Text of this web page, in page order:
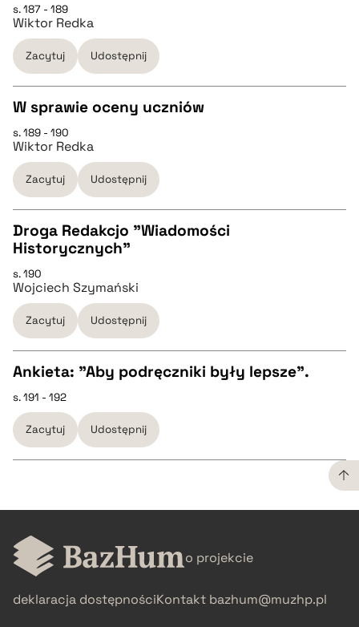
pobierz cytat
CZYSTY TEKST
pobierz cytat
BIBTEX
pobierz cytat
s. 187 - 189
Wiktor Redka
Zacytuj Udostępnij
CZYSTY TEKST
pobierz cytat
BIBTEX
pobierz cytat
W sprawie oceny uczniów
s. 189 - 190
Wiktor Redka
Zacytuj Udostępnij
CZYSTY TEKST
pobierz cytat
BIBTEX
pobierz cytat
Droga Redakcjo "Wiadomości
Historycznych"
s. 190
Wojciech Szymański
Zacytuj Udostępnij
CZYSTY TEKST
pobierz cytat
pobierz cytat
Ankieta: "Aby podręczniki były lepsze".
s. 191 - 192
Zacytuj Udostępnij
CZYSTY TEKST
pobierz cytat
BIBTEX
o projekcie
deklaracja dostępnościKontakt bazhum@muzhp.pl